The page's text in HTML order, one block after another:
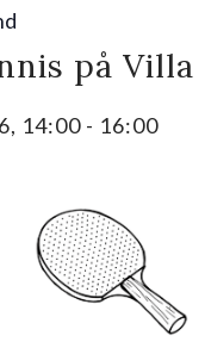
på Villa
14:00- 16:00